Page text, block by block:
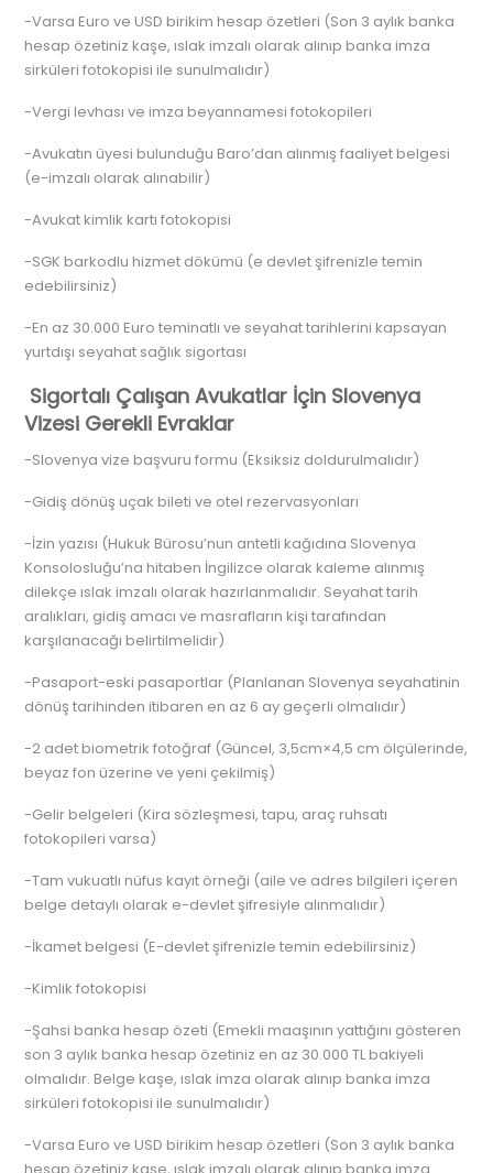
-Varsa Euro ve USD birikim hesap özetleri (Son 3 aylık banka
hesap özetiniz kaşe, ıslak imzalı olarak alınıp banka imza
sirküleri fotokopisi ile sunulmalıdır)
-Vergi levhası ve imza beyannamesi fotokopileri
-Avukatın üyesi bulunduğu Baro’dan alınmış faaliyet belgesi
(e-imzalı olarak alınabilir)
-Avukat kimlik kartı fotokopisi
-SGK barkodlu hizmet dökümü (e devlet şifrenizle temin
edebilirsiniz)
-En az 30.000 Euro teminatlı ve seyahat tarihlerini kapsayan
yurtdışı seyahat sağlık sigortası
Sigortalı Çalışan Avukatlar İçin Slovenya
Vizesi Gerekli Evraklar
-Slovenya vize başvuru formu (Eksiksiz doldurulmalıdır)
-Gidiş dönüş uçak bileti ve otel rezervasyonları
-İzin yazısı (Hukuk Bürosu’nun antetli kağıdına Slovenya
Konsolosluğu’na hitaben İngilizce olarak kaleme alınmış
dilekçe ıslak imzalı olarak hazırlanmalıdır. Seyahat tarih
aralıkları, gidiş amacı ve masrafların kişi tarafından
karşılanacağı belirtilmelidir)
-Pasaport-eski pasaportlar (Planlanan Slovenya seyahatinin
dönüş tarihinden itibaren en az 6 ay geçerli olmalıdır)
-2 adet biometrik fotoğraf (Güncel, 3,5cm×4,5 cm ölçülerinde,
beyaz fon üzerine ve yeni çekilmiş)
-Gelir belgeleri (Kira sözleşmesi, tapu, araç ruhsatı
fotokopileri varsa)
-Tam vukuatlı nüfus kayıt örneği (aile ve adres bilgileri içeren
belge detaylı olarak e-devlet şifresiyle alınmalıdır)
-İkamet belgesi (E-devlet şifrenizle temin edebilirsiniz)
-Kimlik fotokopisi
-Şahsi banka hesap özeti (Emekli maaşının yattığını gösteren
son 3 aylık banka hesap özetiniz en az 30.000 TL bakiyeli
olmalıdır. Belge kaşe, ıslak imza olarak alınıp banka imza
sirküleri fotokopisi ile sunulmalıdır)
-Varsa Euro ve USD birikim hesap özetleri (Son 3 aylık banka